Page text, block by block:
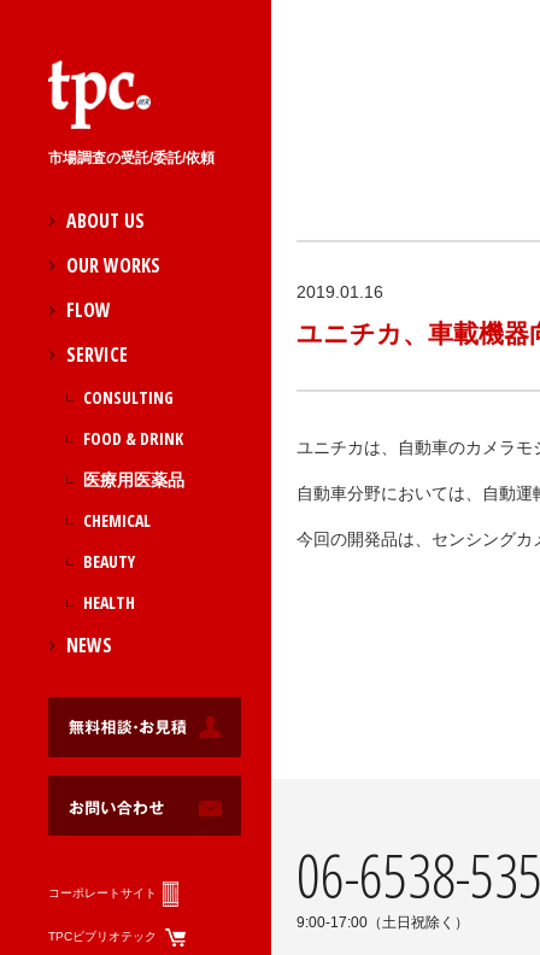
市場調査の受託/委託/依頼
ABOUT US
OUR WORKS
FLOW
SERVICE
CONSULTING
FOOD & DRINK
医療用医薬品
CHEMICAL
BEAUTY
HEALTH
NEWS
コーポレートサイト
TPCビブリオテック
2019.01.16
ユニチカ、車載機器
ユニチカは、自動車のカメラ
自動車分野においては、自動
今回の開発品は、センシング
06-6538-
9:00-17:00（土日祝除く）